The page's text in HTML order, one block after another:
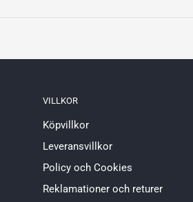
VILLKOR
Köpvillkor
Leveransvillkor
Policy och Cookies
Reklamationer och returer